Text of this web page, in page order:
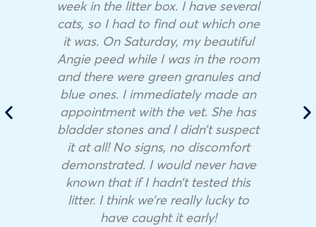
week in the litter box. I have several
cats, so I had to find out which one
it was. On Saturday, my beautiful
Angie peed while I was in the room
and there were green granules and
blue ones. I immediately made an
appointment with the vet. She has
bladder stones and I didn’t suspect
it at all! No signs, no discomfort
demonstrated. I would never have
known that if I hadn’t tested this
litter. I think we’re really lucky to
have caught it early!